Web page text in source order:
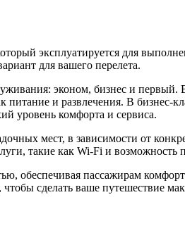
эксплуатируется для
для вашего перелета.
эконом, бизнес и
и развлечения. В бизнес-
уровень комфорта и сервиса.
мест, в зависимости от
такие как Wi-Fi и возможность
обеспечивая пассажирам
чтобы сделать ваше путешествие